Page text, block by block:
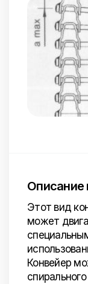
Описание
Этот вид
может
Конвейер